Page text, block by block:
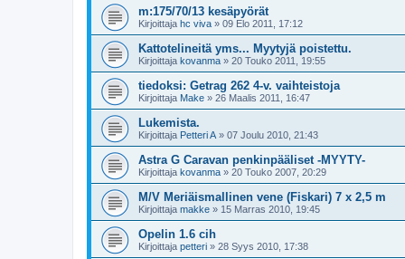
m:175/70/13 kesäpyörät
Kirjoittaja hc viva » 09 Elo 2011, 17:12
Kattotelineitä yms... Myytyjä poistettu.
Kirjoittaja kovanma » 20 Touko 2011, 19:55
tiedoksi: Getrag 262 4-v. vaihteistoja
Kirjoittaja Make » 26 Maalis 2011, 16:47
Lukemista.
Kirjoittaja Petteri A » 07 Joulu 2010, 21:43
Astra G Caravan penkinpääliset -MYYTY-
Kirjoittaja kovanma » 20 Touko 2007, 20:29
M/V Meriäismallinen vene (Fiskari) 7 x 2,5 m
Kirjoittaja makke » 15 Marras 2010, 19:45
Opelin 1.6 cih
Kirjoittaja petteri » 28 Syys 2010, 17:38